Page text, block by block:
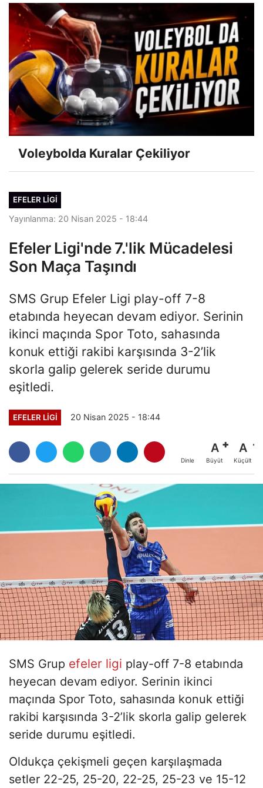
Voleybolda Kuralar Çekiliyor
EFELER LIGI
Yayınlanma: 20 Nisan 2025 - 18:44
Efeler Ligi'nde 7.'lik Mücadelesi
Son Maça Taşındı
SMS Grup Efeler Ligi play-off 7-8
etabında heyecan devam ediyor. Serinin
ikinci maçında Spor Toto, sahasında
konuk ettiği rakibi karşısında 3-2’lik
skorla galip gelerek seride durumu
eşitledi.
EFELER LIGI 20 Nisan 2025 - 18:44
Dinle
A
Büyüt
A
Küçült
SMS Grup efeler ligi play-off 7-8 etabında
heyecan devam ediyor. Serinin ikinci
maçında Spor Toto, sahasında konuk ettiği
rakibi karşısında 3-2’lik skorla galip gelerek
seride durumu eşitledi.
Oldukça çekişmeli geçen karşılaşmada
setler 22-25, 25-20, 22-25, 25-23 ve 15-12